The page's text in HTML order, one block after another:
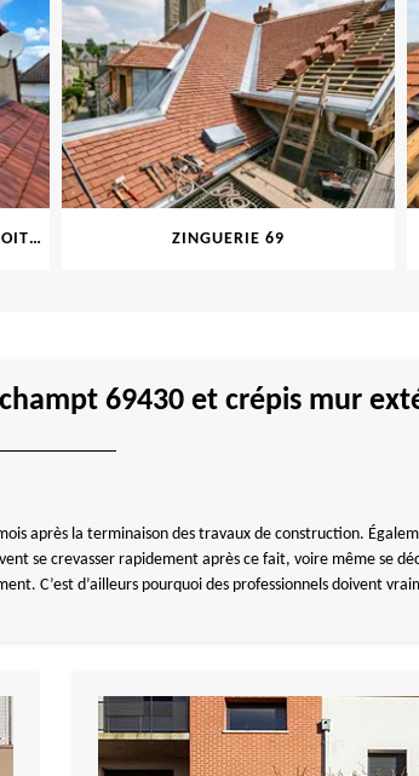
NETTOYAGE ET DÉMOUSSAGE DE TOITURE ET FAÇADE 69 ZINGUERIE 69
69430 et crépis mur
après la terminaison des travaux de construction.
se crevasser rapidement après ce fait, voire même se
C’est d’ailleurs pourquoi des professionnels doivent